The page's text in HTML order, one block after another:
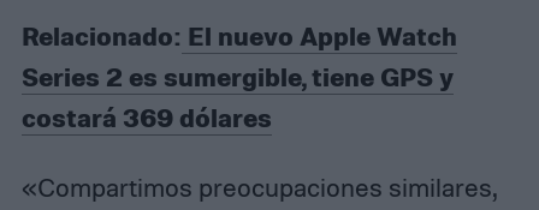
Relacionado: El nuevo Apple Watch
Series 2 es sumergible, tiene GPS y
costará 369 dólares
«Compartimos preocupaciones similares,